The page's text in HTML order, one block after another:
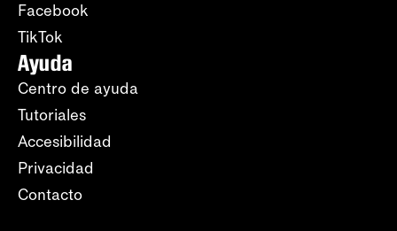
Facebook
TikTok
Ayuda
Centro de ayuda
Tutoriales
Accesibilidad
Privacidad
Contacto